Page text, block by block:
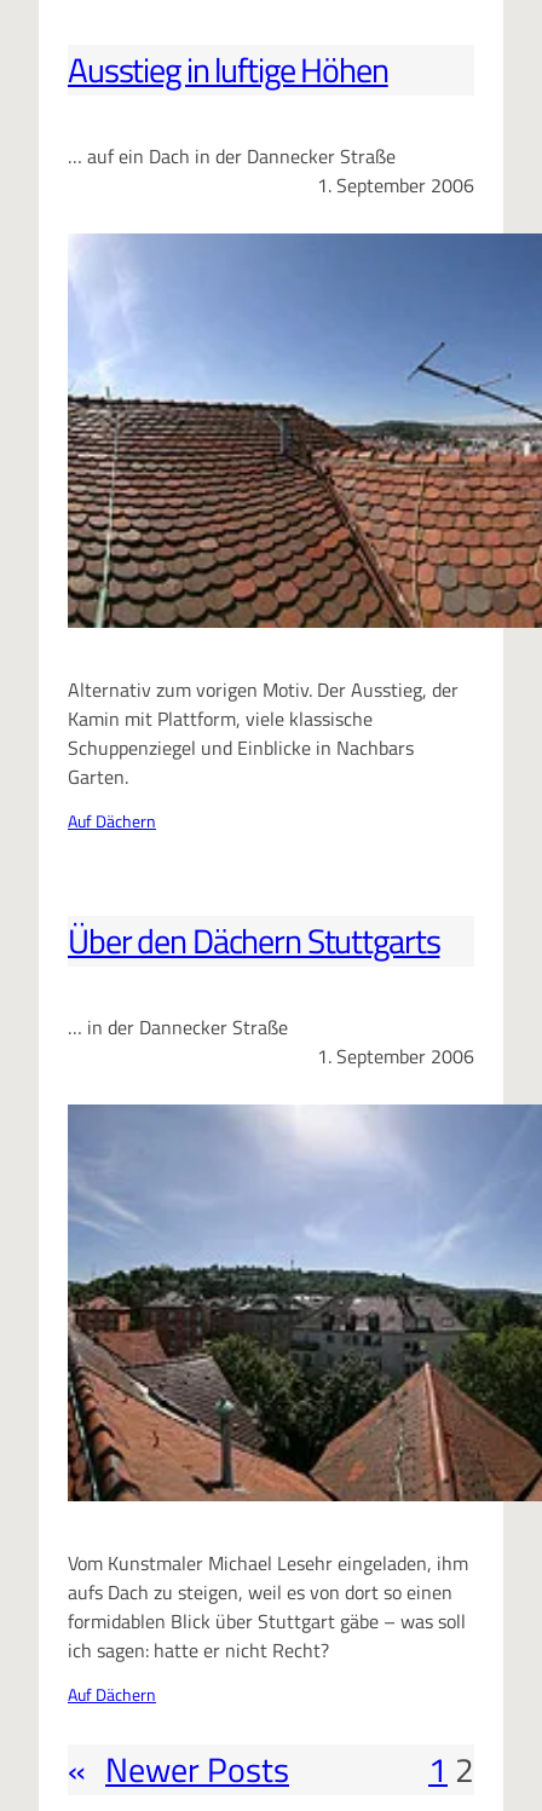
Ausstieg in luftige Höhen
… auf ein Dach in der Dannecker Straße
1. September 2006
Alternativ zum vorigen Motiv. Der Ausstieg, der
Kamin mit Plattform, viele klassische
Schuppenziegel und Einblicke in Nachbars
Garten.
Auf Dächern
Über den Dächern Stuttgarts
… in der Dannecker Straße
1. September 2006
Vom Kunstmaler Michael Lesehr eingeladen, ihm
aufs Dach zu steigen, weil es von dort so einen
formidablen Blick über Stuttgart gäbe – was soll
ich sagen: hatte er nicht Recht?
Auf Dächern
« Newer Posts 1 2